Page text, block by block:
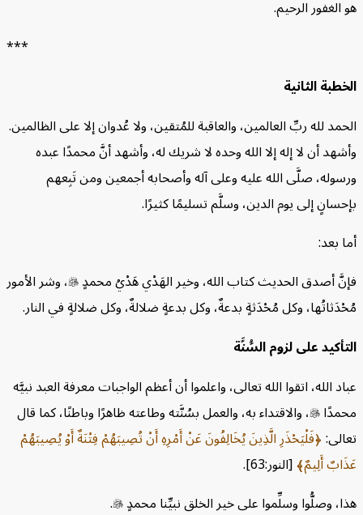
الغفور الرحيم.
***
الثانية
لله ربِّ العالمين، والعاقبة للمُتقين، ولا عُدوان إلا على الظالمين.
أن لا إله إلا الله وحده لا شريك له، وأشهد أنَّ محمدًا عبده
صلَّى الله عليه وعلى آله وأصحابه أجمعين ومن تَبِعهم
إلى يوم الدين، وسلَّم تسليمًا كثيرًا.
بعد:
أصدق الحديث كتاب الله، وخير الهَدْي هَدْيُ محمدٍ، وشر الأمور
وكل مُحْدَثةٍ بدعةٌ، وكل بدعةٍ ضلالةٌ، وكل ضلالةٍ في النار.
على لزوم السُّنَّة
الله، اتقوا الله تعالى، واعلموا أن أعظم الواجبات معرفة العبد نبيَّه
، والاقتداء به، والعمل بسُنَّته وطاعته ظاهرًا وباطنًا، كما قال
فَلْيَحْذَرِ الَّذِينَ يُخَالِفُونَ عَنْ أَمْرِهِ أَنْ تُصِيبَهُمْ فِتْنَةٌ أَوْ يُصِيبَهُمْ
أَلِيمٌ [النور:63].
وصلُّوا وسلِّموا على خير الخلق نبيِّنا محمدٍ
.